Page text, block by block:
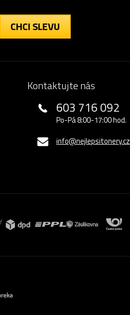
CHCI SLEVU
Kontaktujte nás
603 716 092
Po-Pá 8:00-17:00 hod.
info@nejlepsitonery.cz